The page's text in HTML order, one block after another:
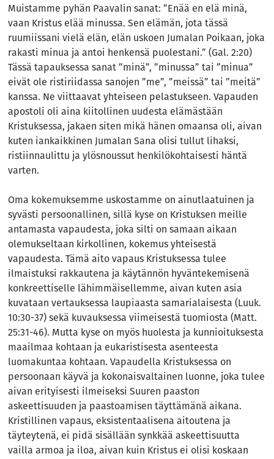
Muistamme pyhän Paavalin sanat: ”Enää en elä minä,
vaan Kristus elää minussa. Sen elämän, jota tässä
ruumiissani vielä elän, elän uskoen Jumalan Poikaan, joka
rakasti minua ja antoi henkensä puolestani.” (Gal. 2:20)
Tässä tapauksessa sanat ”minä”, ”minussa” tai ”minua”
eivät ole ristiriidassa sanojen ”me”, ”meissä” tai ”meitä”
kanssa. Ne viittaavat yhteiseen pelastukseen. Vapauden
apostoli oli aina kiitollinen uudesta elämästään
Kristuksessa, jakaen siten mikä hänen omaansa oli, aivan
kuten iankaikkinen Jumalan Sana olisi tullut lihaksi,
ristiinnaulittu ja ylösnoussut henkilökohtaisesti häntä
varten.
Oma kokemuksemme uskostamme on ainutlaatuinen ja
syvästi persoonallinen, sillä kyse on Kristuksen meille
antamasta vapaudesta, joka silti on samaan aikaan
olemukseltaan kirkollinen, kokemus yhteisestä
vapaudesta. Tämä aito vapaus Kristuksessa tulee
ilmaistuksi rakkautena ja käytännön hyväntekemisenä
konkreettiselle lähimmäisellemme, aivan kuten asia
kuvataan vertauksessa laupiaasta samarialaisesta (Luuk.
10:30-37) sekä kuvauksessa viimeisestä tuomiosta (Matt.
25:31-46). Mutta kyse on myös huolesta ja kunnioituksesta
maailmaa kohtaan ja eukaristisesta asenteesta
luomakuntaa kohtaan. Vapaudella Kristuksessa on
persoonaan käyvä ja kokonaisvaltainen luonne, joka tulee
aivan erityisesti ilmeiseksi Suuren paaston
askeettisuuden ja paastoamisen täyttämänä aikana.
Kristillinen vapaus, eksistentaalisena aitoutena ja
täyteytenä, ei pidä sisällään synkkää askeettisuutta
vailla armoa ja iloa, aivan kuin Kristus ei olisi koskaan